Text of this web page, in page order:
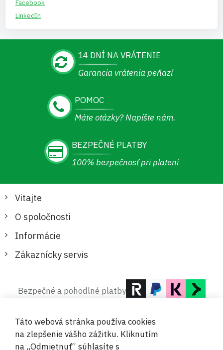
Facebook
LinkedIn
14 DNÍ NA VRÁTENIE
Garancia vrátenia peňazí
POMOC
Máte otázky? Napíšte nám.
BEZPEČNÉ PLATBY
100% bezpečnosť pri platení
Vitajte
O spoločnosti
Informácie
Zákaznícky servis
Bezpečné a pohodlné platby
Táto webová stránka používa cookies
na zlepšenie vášho zážitku. Kliknutím
na „Odmietnuť“ súhlasíte s